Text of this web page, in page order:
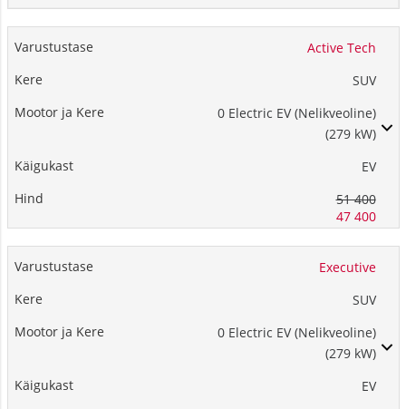
Active Tech
SUV
0 Electric EV (Nelikveoline)
(279 kW)
EV
51 400
47 400
Executive
SUV
0 Electric EV (Nelikveoline)
(279 kW)
EV